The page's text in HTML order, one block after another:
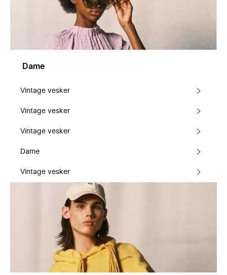
Dame
Vintage vesker
Vintage vesker
Vintage vesker
Dame
Vintage vesker